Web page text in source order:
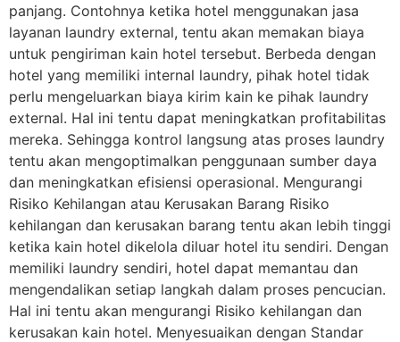
panjang. Contohnya ketika hotel menggunakan jasa
layanan laundry external, tentu akan memakan biaya
untuk pengiriman kain hotel tersebut. Berbeda dengan
hotel yang memiliki internal laundry, pihak hotel tidak
perlu mengeluarkan biaya kirim kain ke pihak laundry
external. Hal ini tentu dapat meningkatkan profitabilitas
mereka. Sehingga kontrol langsung atas proses laundry
tentu akan mengoptimalkan penggunaan sumber daya
dan meningkatkan efisiensi operasional. Mengurangi
Risiko Kehilangan atau Kerusakan Barang Risiko
kehilangan dan kerusakan barang tentu akan lebih tinggi
ketika kain hotel dikelola diluar hotel itu sendiri. Dengan
memiliki laundry sendiri, hotel dapat memantau dan
mengendalikan setiap langkah dalam proses pencucian.
Hal ini tentu akan mengurangi Risiko kehilangan dan
kerusakan kain hotel. Menyesuaikan dengan Standar